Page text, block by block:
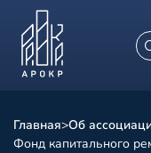
Главная>Об
Фонд капитального